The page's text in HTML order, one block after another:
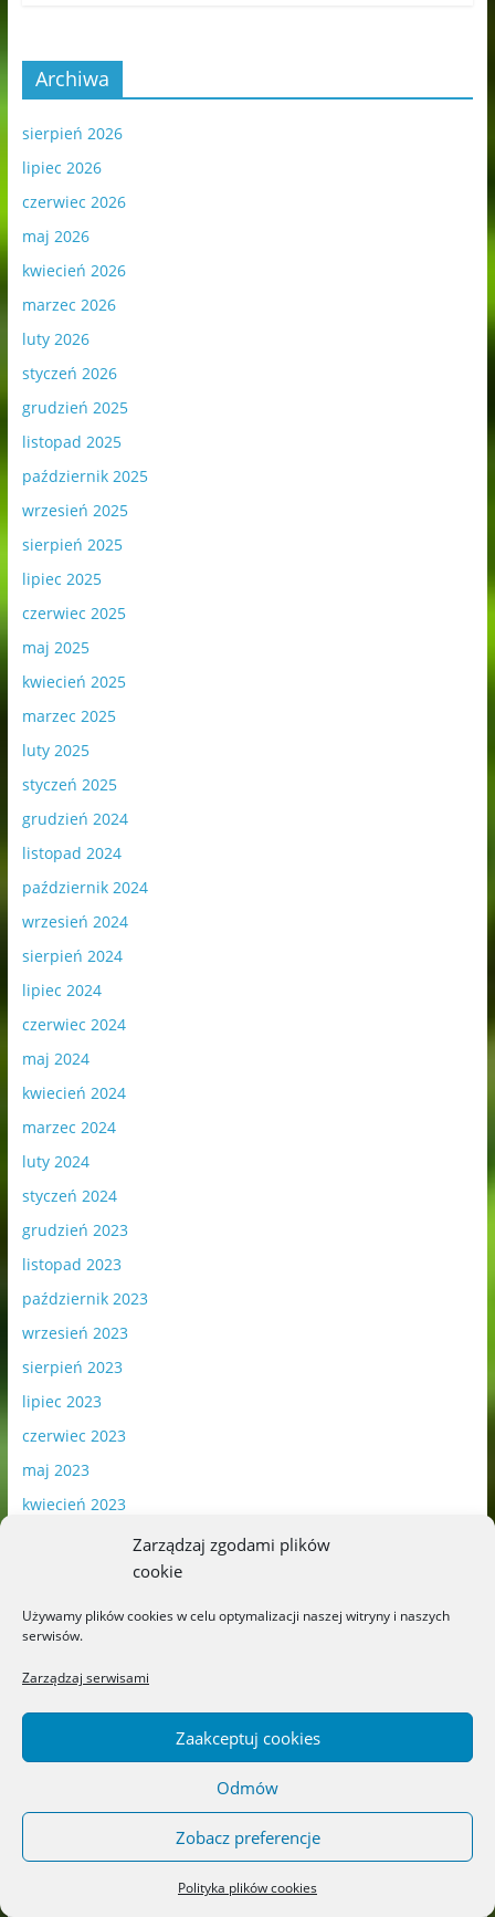
Zarządzaj zgodami plików
cookie
Używamy plików cookies w celu optymalizacji naszej witryny i naszych
serwisów.
Zarządzaj serwisami
Zaakceptuj cookies
Odmów
Zobacz preferencje
Polityka plików cookies
Archiwa
sierpień 2026
lipiec 2026
czerwiec 2026
maj 2026
kwiecień 2026
marzec 2026
luty 2026
styczeń 2026
grudzień 2025
listopad 2025
październik 2025
wrzesień 2025
sierpień 2025
lipiec 2025
czerwiec 2025
maj 2025
kwiecień 2025
marzec 2025
luty 2025
styczeń 2025
grudzień 2024
listopad 2024
październik 2024
wrzesień 2024
sierpień 2024
lipiec 2024
czerwiec 2024
maj 2024
kwiecień 2024
marzec 2024
luty 2024
styczeń 2024
grudzień 2023
listopad 2023
październik 2023
wrzesień 2023
sierpień 2023
lipiec 2023
czerwiec 2023
maj 2023
kwiecień 2023
styczeń 2023
grudzień 2022
listopad 2022
październik 2022
lipiec 2022